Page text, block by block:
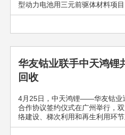
型动力电池用三元前驱体材料项
华友钴业联手中天鸿锂
回收
4月25日，中天鸿锂——华友钴业
合作协议签约仪式在广州举行，
络建设、梯次利用和再生利用环